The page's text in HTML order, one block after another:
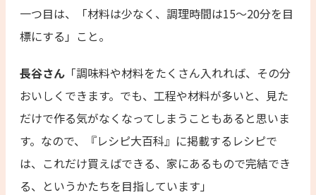
一つ目は、「材料は少なく、調理時間は15〜20分を目
標にする」こと。
長谷さん 「調味料や材料をたくさん入れれば、その分
おいしくできます。でも、工程や材料が多いと、見た
だけで作る気がなくなってしまうこともあると思いま
す。なので、『レシピ大百科』に掲載するレシピで
は、これだけ買えばできる、家にあるもので完結でき
る、というかたちを目指しています」